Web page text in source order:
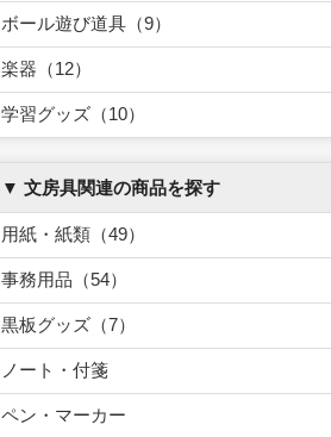
ボール遊び道具（9）
楽器（12）
学習グッズ（10）
▼ 文房具関連の商品を探す
用紙・紙類（49）
事務用品（54）
黒板グッズ（7）
ノート・付箋
ペン・マーカー